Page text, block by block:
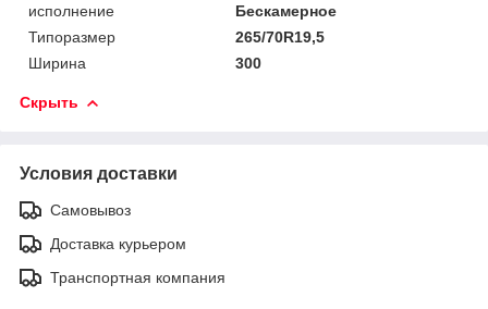
исполнение
Бескамерное
Типоразмер
265/70R19,5
Ширина
300
Скрыть
Условия доставки
Самовывоз
Доставка курьером
Транспортная компания